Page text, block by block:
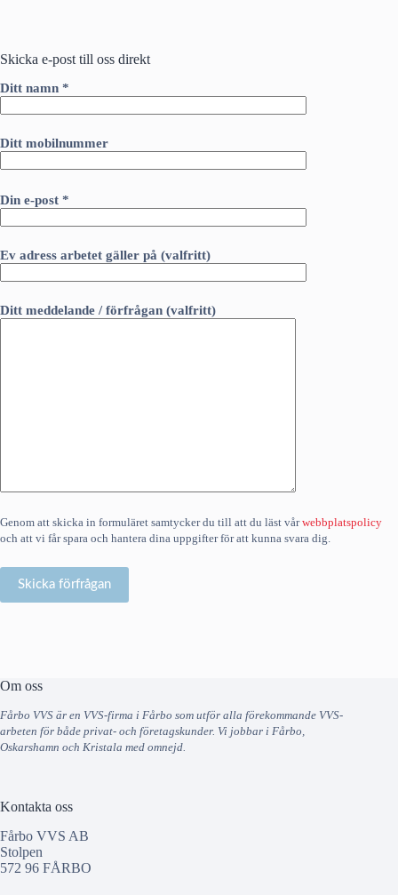
Skicka e-post till oss direkt
Ditt namn *
Ditt mobilnummer
Din e-post *
Ev adress arbetet gäller på (valfritt)
Ditt meddelande / förfrågan (valfritt)
Genom att skicka in formuläret samtycker du till att du läst vårwebbplatspolicy
och att vi får spara och hantera dina uppgifter för att kunna svara dig.
Om oss
Fårbo VVS är en VVS-firma i Fårbo som utför alla förekommande VVS-
arbeten för både privat- och företagskunder. Vi jobbar i Fårbo,
Oskarshamn och Kristala med omnejd.
Kontakta oss
Fårbo VVS AB
Stolpen
572 96 FÅRBO